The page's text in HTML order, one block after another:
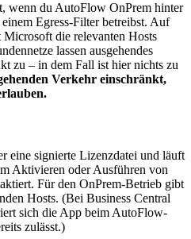
wenn du AutoFlow OnPrem hinter
Egress-Filter betreibst. Auf
die relevanten Hosts
lassen ausgehendes
zu – in dem Fall ist hier nichts zu
Verkehr einschränkt,
eine signierte Lizenzdatei und läuft
Aktivieren oder Ausführen von
Für den OnPrem-Betrieb gibt
Hosts. (Bei Business Central
sich die App beim AutoFlow-
zulässt.)